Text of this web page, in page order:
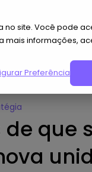
site. Você pode
mais informações,
Preferências
Conteúdo»Sinais
de que